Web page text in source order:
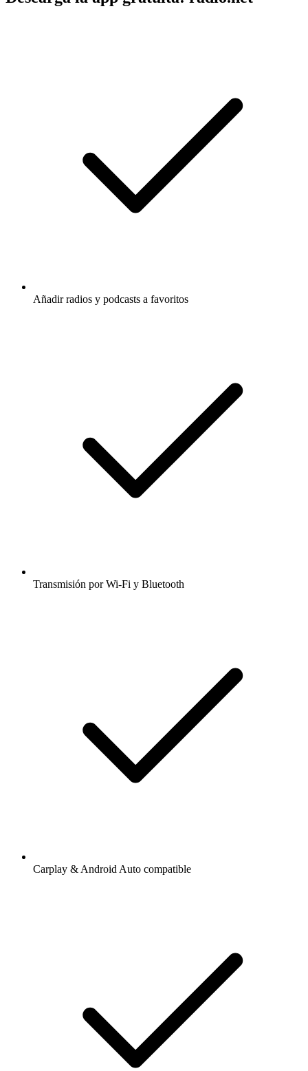
Añadir radios y podcasts a favoritos
Transmisión por Wi-Fi y Bluetooth
Carplay & Android Auto compatible